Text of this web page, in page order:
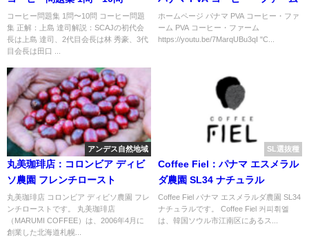
コーヒー問題集 1問〜10問 コーヒー問題
集 正解：上島 達司解説：SCAJの初代会
長は上島 達司、2代目会長は林 秀豪、3代
目会長は田口 ...
ホームページ パナマ PVA コーヒー・ファ
ーム PVA コーヒー・ファーム
https://youtu.be/7MarqUBu3qI "C...
アンデス自然地域
丸美珈琲店：コロンビア ディビ
ソ農園 フレンチロースト
丸美珈琲店 コロンビア ディビソ農園 フレ
ンチローストです。 丸美珈琲店
（MARUMI COFFEE）は、2006年4月に
創業した北海道札幌...
SL選抜種
Coffee Fiel：パナマ エスメラル
ダ農園 SL34 ナチュラル
Coffee Fiel パナマ エスメラルダ農園 SL34
ナチュラルです。 Coffee Fiel 커피휘엘
は、韓国ソウル市江南区にあるス...